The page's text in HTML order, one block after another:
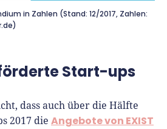
in Zahlen (Stand: 12/2017, Zahlen:
Start-ups
dass auch über die Hälfte
2017 die Angebote von EXIST